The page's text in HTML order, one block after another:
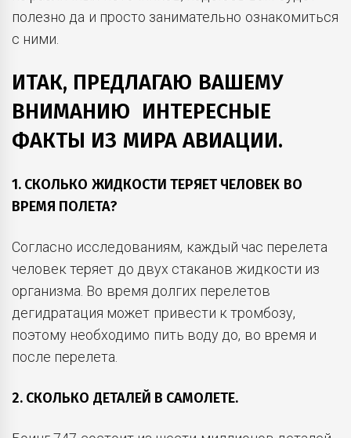
полезно да и просто занимательно ознакомиться
с ними.
ИТАК, ПРЕДЛАГАЮ ВАШЕМУ
ВНИМАНИЮ ИНТЕРЕСНЫЕ
ФАКТЫ ИЗ МИРА АВИАЦИИ.
1. СКОЛЬКО ЖИДКОСТИ ТЕРЯЕТ ЧЕЛОВЕК ВО
ВРЕМЯ ПОЛЕТА?
Согласно исследованиям, каждый час перелета
человек теряет до двух стаканов жидкости из
организма. Во время долгих перелетов
дегидратация может привести к тромбозу,
поэтому необходимо пить воду до, во время и
после перелета.
2. СКОЛЬКО ДЕТАЛЕЙ В САМОЛЕТЕ.